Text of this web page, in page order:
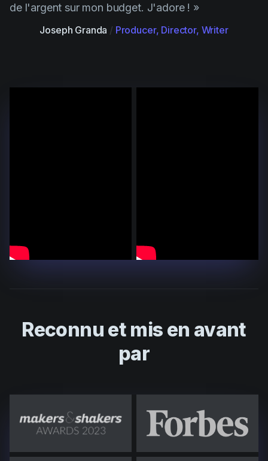
de l'argent sur mon budget. J'adore ! »
Joseph Granda / Producer, Director, Writer
Reconnu et mis en avant
par